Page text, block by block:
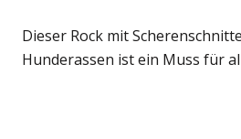
Dieser Rock mit
Hunderassen ist ein Muss für